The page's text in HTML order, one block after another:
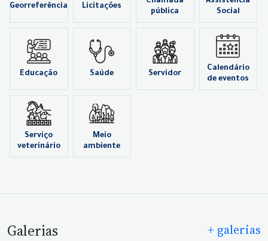
Georreferência Licitações
pública
Social
Educação Saúde Servidor
Calendário
de eventos
Serviço
veterinário
Meio
ambiente
Galerias + galerias